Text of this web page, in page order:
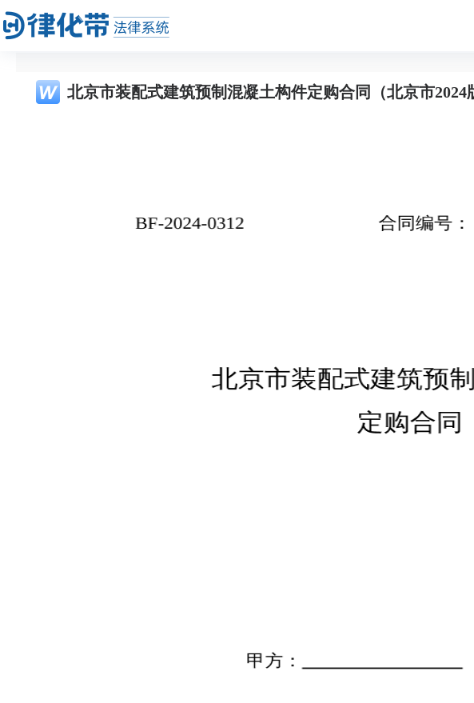
北京市装配式建筑预制混凝土构件定购合同（北京市2024